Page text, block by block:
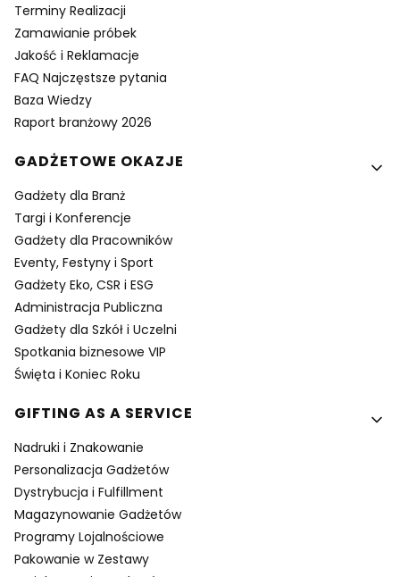
Terminy Realizacji
Zamawianie próbek
Jakość i Reklamacje
FAQ Najczęstsze pytania
Baza Wiedzy
Raport branżowy 2026
GADŻETOWE OKAZJE
Gadżety dla Branż
Targi i Konferencje
Gadżety dla Pracowników
Eventy, Festyny i Sport
Gadżety Eko, CSR i ESG
Administracja Publiczna
Gadżety dla Szkół i Uczelni
Spotkania biznesowe VIP
Święta i Koniec Roku
GIFTING AS A SERVICE
Nadruki i Znakowanie
Personalizacja Gadżetów
Dystrybucja i Fulfillment
Magazynowanie Gadżetów
Programy Lojalnościowe
Pakowanie w Zestawy